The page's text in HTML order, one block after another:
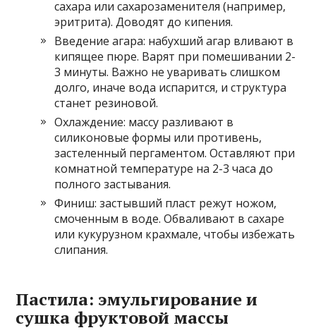
сахара или сахарозаменителя (например,
эритрита). Доводят до кипения.
Введение агара: набухший агар вливают в
кипящее пюре. Варят при помешивании 2-
3 минуты. Важно не уваривать слишком
долго, иначе вода испарится, и структура
станет резиновой.
Охлаждение: массу разливают в
силиконовые формы или противень,
застеленный пергаментом. Оставляют при
комнатной температуре на 2-3 часа до
полного застывания.
Финиш: застывший пласт режут ножом,
смоченным в воде. Обваливают в сахаре
или кукурузном крахмале, чтобы избежать
слипания.
Пастила: эмульгирование и
сушка фруктовой массы